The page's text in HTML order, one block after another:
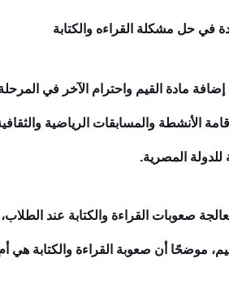
في حل مشكلة القراءه والكتابة
مادة القيم واحترام الآخر في
الأنشطة والمسابقات الرياضية
المصرية.
صعوبات القراءة والكتابة عند
موضحًا أن صعوبة القراءة والكتابة هي